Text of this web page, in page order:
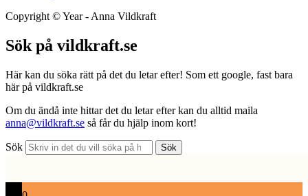
Copyright ©Year- Anna Vildkraft
Sök på vildkraft.se
Här kan du söka rätt på det du letar efter! Som ett google, fast bara
här på vildkraft.se
Om du ändå inte hittar det du letar efter kan du alltid maila
anna@vildkraft.se så får du hjälp inom kort!
Sök Sök